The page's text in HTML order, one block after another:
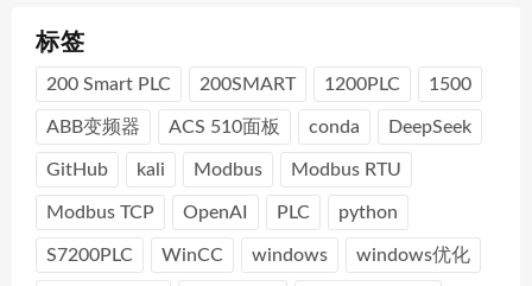
标签
200 Smart PLC 200SMART 1200PLC 1500
ABB变频器 ACS 510面板 conda DeepSeek
GitHub kali Modbus Modbus RTU
Modbus TCP OpenAI PLC python
S7200PLC WinCC windows windows优化